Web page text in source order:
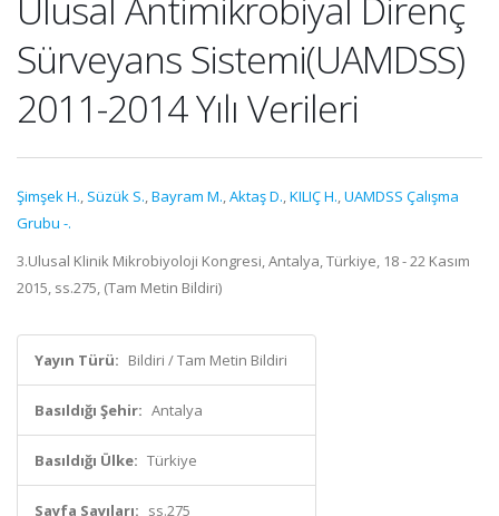
Sürveyans Sistemi(UAMDSS)
2011-2014 Yılı Verileri
Şimşek H., Süzük S.,Bayram M.,Aktaş D.,KILIÇ H.,UAMDSS Çalışma
Grubu -.
3.Ulusal Klinik Mikrobiyoloji Kongresi, Antalya, Türkiye, 18 - 22 Kasım
2015, ss.275, (Tam Metin Bildiri)
Yayın Türü: Bildiri / Tam Metin Bildiri
Basıldığı Şehir: Antalya
Basıldığı Ülke: Türkiye
Sayfa Sayıları: ss.275